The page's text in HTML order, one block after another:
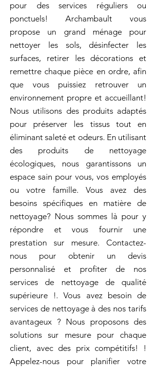
pour des services réguliers ou
ponctuels! Archambault vous
propose un grand ménage pour
nettoyer les sols, désinfecter les
surfaces, retirer les décorations et
remettre chaque pièce en ordre, afin
que vous puissiez retrouver un
environnement propre et accueillant!
Nous utilisons des produits adaptés
pour préserver les tissus tout en
éliminant saleté et odeurs. En utilisant
des produits de nettoyage
écologiques, nous garantissons un
espace sain pour vous, vos employés
ou votre famille. Vous avez des
besoins spécifiques en matière de
nettoyage? Nous sommes là pour y
répondre et vous fournir une
prestation sur mesure. Contactez-
nous pour obtenir un devis
personnalisé et profiter de nos
services de nettoyage de qualité
supérieure !. Vous avez besoin de
services de nettoyage à des nos tarifs
avantageux ? Nous proposons des
solutions sur mesure pour chaque
client, avec des prix compétitifs! !
Appelez-nous pour planifier votre